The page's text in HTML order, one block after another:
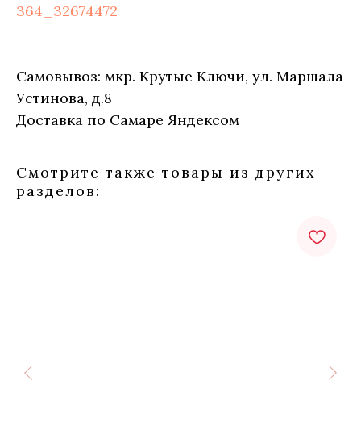
364_32674472
Самовывоз: мкр. Крутые Ключи, ул. Маршала
Устинова, д.8
Доставка по Самаре Яндексом
Смотрите также товары из других
разделов: